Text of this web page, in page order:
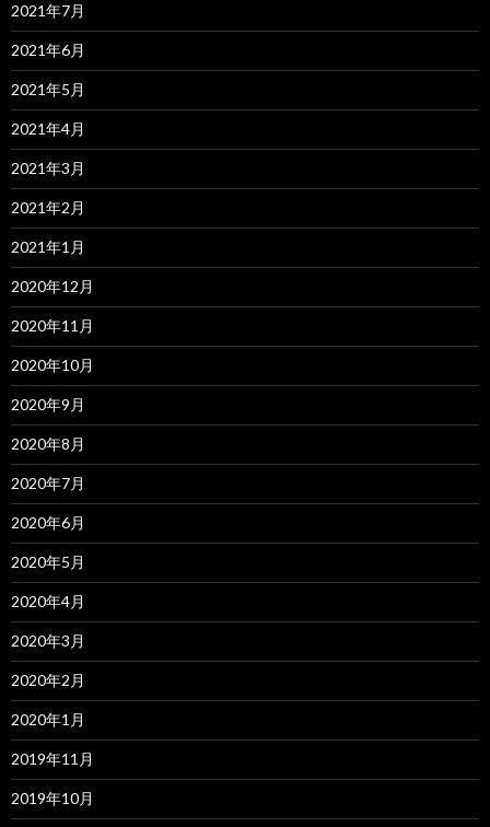
2021年7月
2021年6月
2021年5月
2021年4月
2021年3月
2021年2月
2021年1月
2020年12月
2020年11月
2020年10月
2020年9月
2020年8月
2020年7月
2020年6月
2020年5月
2020年4月
2020年3月
2020年2月
2020年1月
2019年11月
2019年10月